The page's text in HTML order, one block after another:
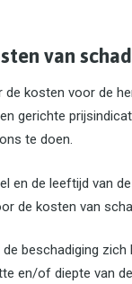
van
de kosten voor de
gerichte
te doen.
en de leeftijd van
de kosten van
beschadiging zich
en/of diepte van